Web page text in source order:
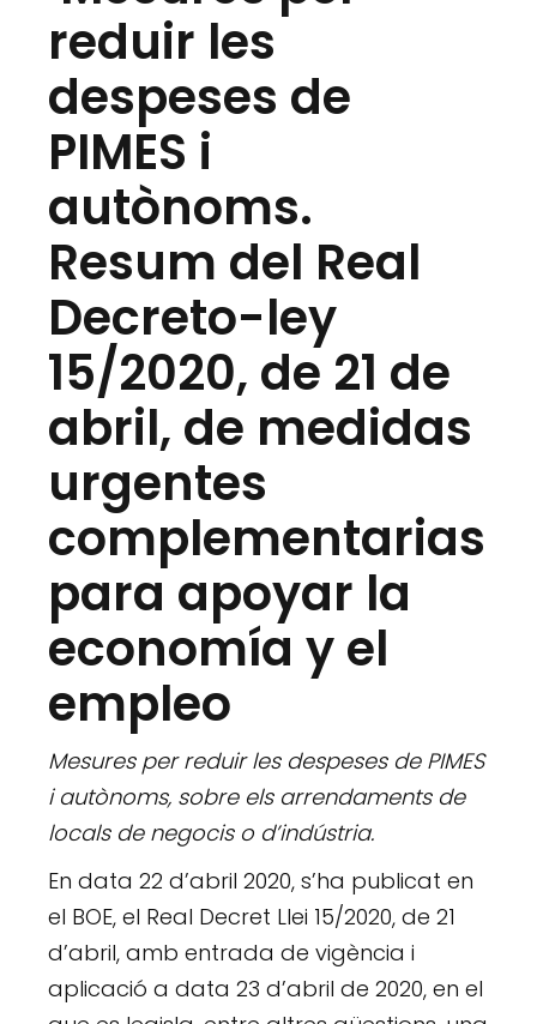
reduir les
despeses de
PIMES i
autònoms.
Resum del Real
Decreto-ley
15/2020, de 21 de
abril, de medidas
urgentes
complementarias
para apoyar la
economía y el
empleo
Mesures per reduir les despeses de PIMES
i autònoms, sobre els arrendaments de
locals de negocis o d’indústria.
En data 22 d’abril 2020, s’ha publicat en
el BOE, el Real Decret Llei 15/2020, de 21
d’abril, amb entrada de vigència i
aplicació a data 23 d’abril de 2020, en el